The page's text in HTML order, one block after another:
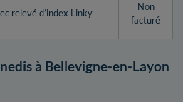
relevé d’index Linky
Non
facturé
à Bellevigne-en-Layon